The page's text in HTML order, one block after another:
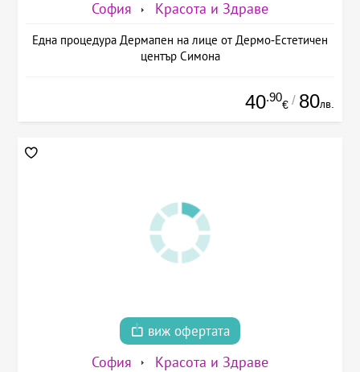
София Красота и Здраве
Една процедура Дермапен на лице от Дермо-Естетичен
център Симона
40.90
€ / 80лв.
виж офертата
София Красота и Здраве